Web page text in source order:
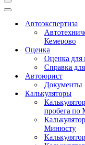
Меню
навигации
Меню
навигацииАвтоэкспертиза
Кемерово
Оценка
Оценка для
Справка
Автоюрист
Документы
Калькуляторы
пробега
Минюсту